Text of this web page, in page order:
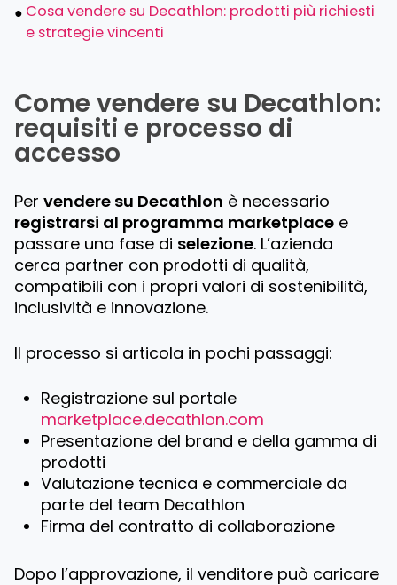
Cosa vendere su Decathlon: prodotti più richiesti
e strategie vincenti
Come vendere su Decathlon:
requisiti e processo di
accesso
Pervendere su Decathlon è necessario
registrarsi al programma marketplace e
passare una fase di selezione. L’azienda
cerca partner con prodotti di qualità,
compatibili con i propri valori di sostenibilità,
inclusività e innovazione.
Il processo si articola in pochi passaggi:
Registrazione sul portale
marketplace.decathlon.com
Presentazione del brand e della gamma di
prodotti
Valutazione tecnica e commerciale da
parte del team Decathlon
Firma del contratto di collaborazione
Dopo l’approvazione, il venditore può caricare